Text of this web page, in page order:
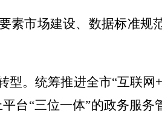
素市场建设、数据标准规
型。统筹推进全市“互联网
台“三位一体”的政务服务